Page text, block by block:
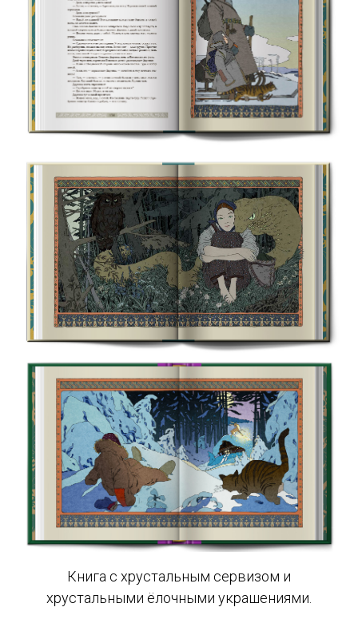
Книга с хрустальным сервизом и
хрустальными ёлочными украшениями.